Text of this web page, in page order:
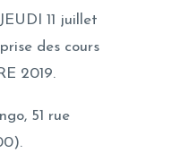
11 juillet
des cours
2019.
51 rue